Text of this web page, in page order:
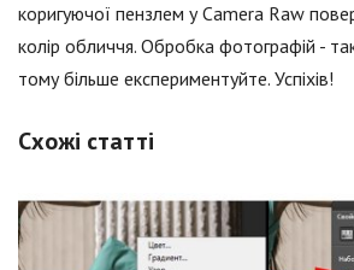
коригуючої пензлем у Camera Raw
колір обличчя. Обробка фотографій -
тому більше експериментуйте. Успіхів!
Схожі статті